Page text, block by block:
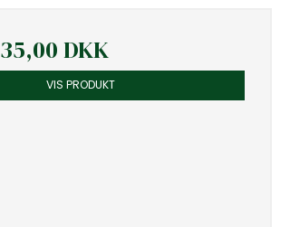
35,00 DKK
VIS PRODUKT